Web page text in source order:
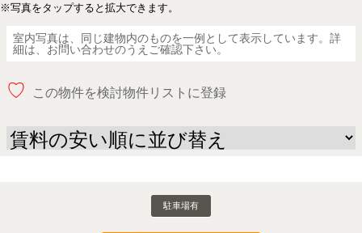
※写真をタップすると拡大できます。
室内写真は、同じ建物内のものを一例として表示しています。詳
細は、お問い合わせのうえご確認下さい。
♡ この物件を検討物件リストに登録
駐車場有